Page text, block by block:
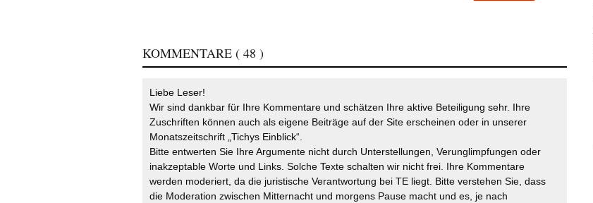
KOMMENTARE ( 48 )
Liebe Leser!
Wir sind dankbar für Ihre Kommentare und schätzen Ihre aktive Beteiligung sehr. Ihre
Zuschriften können auch als eigene Beiträge auf der Site erscheinen oder in unserer
Monatszeitschrift „Tichys Einblick“.
Bitte entwerten Sie Ihre Argumente nicht durch Unterstellungen, Verunglimpfungen oder
inakzeptable Worte und Links. Solche Texte schalten wir nicht frei. Ihre Kommentare
werden moderiert, da die juristische Verantwortung bei TE liegt. Bitte verstehen Sie, dass
die Moderation zwischen Mitternacht und morgens Pause macht und es, je nach